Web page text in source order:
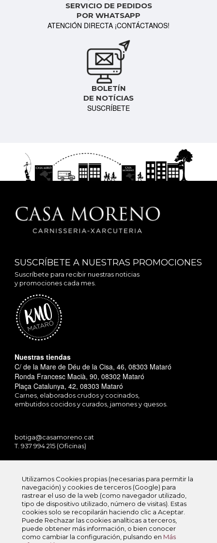
SERVICIO DE PEDIDOS
POR WHATSAPP
ATENCIÓN DIRECTA ¡CONTÁCTANOS!
BOLETÍN
DE NOTÍCIAS
SUSCRÍBETE
SUSCRÍBETE A NUESTRAS PROMOCIONES
Suscríbete para recibir nuestras noticias
y promociones cada mes.
Nuestras tiendas
C/ de la Mare de Déu de la Cisa, 46, 08303 Mataró
Ronda Francesc Macià, 90, 08302 Mataró
Plaça Catalunya, 42, 08303 Mataró
Carnes, elaborados crudos y cocinados,
embutidos cocidos y curados, jamones y quesos.
botiga@casamoreno.cat
T. 937 994 215 (Oficinas)
Politica de Privacidad
Politica de Cookies
Aviso legal
By Cienpies
Utilizamos Cookies propias (necesarias para permitir la
navegación) y cookies de terceros (Google) para
rastrear el uso de la web (como navegador utilizado,
tipo de dispositivo utilizado, número de visitas). Estas
cookies solo se recopilarán haciendo clic a Aceptar.
Puede Rechazar las cookies analíticas a terceros,
puede obtener más información, o bien conocer
como cambiar la configuración, pulsando en Más